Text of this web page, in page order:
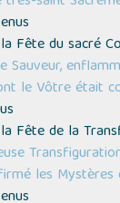
Fête du sacré
Sauveur,
le Vôtre était
Fête de la
les